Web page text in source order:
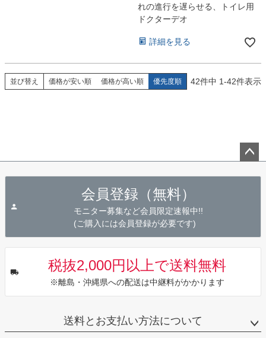
れの進行を遅らせる、トイレ用
ドクターデオ
詳細を見る
並び替え 価格が安い順 価格が高い順 優先度順 42件中 1-42件表示
会員登録（無料）
モニター募集など会員限定速報中!!
(ご購入には会員登録が必要です)
税抜2,000円以上で送料無料
※離島・沖縄県への配送は中継料がかかります
送料とお支払い方法について